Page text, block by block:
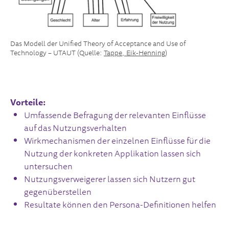
Das Modell der Unified Theory of Acceptance and Use of
Technology – UTAUT (Quelle: Tappe, Eik-Henning)
Vorteile:
Umfassende Befragung der relevanten Einflüsse
auf das Nutzungsverhalten
Wirkmechanismen der einzelnen Einflüsse für die
Nutzung der konkreten Applikation lassen sich
untersuchen
Nutzungsverweigerer lassen sich Nutzern gut
gegenüberstellen
Resultate können den Persona-Definitionen helfen